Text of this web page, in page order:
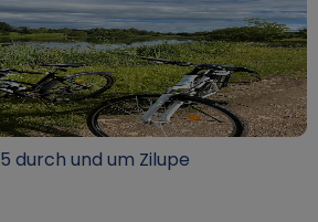
durch und um Zilupe